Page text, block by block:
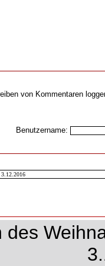
von Kommentaren
Benutzername:
des